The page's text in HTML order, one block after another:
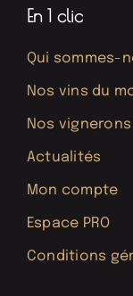
En 1 clic
Qui sommes-
Nos vins du
Nos
Actualités
Mon compte
Espace PRO
Conditions